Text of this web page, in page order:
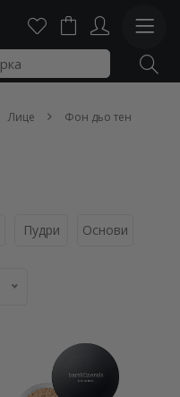
Лице Фон дьо тен
Пудри Основи